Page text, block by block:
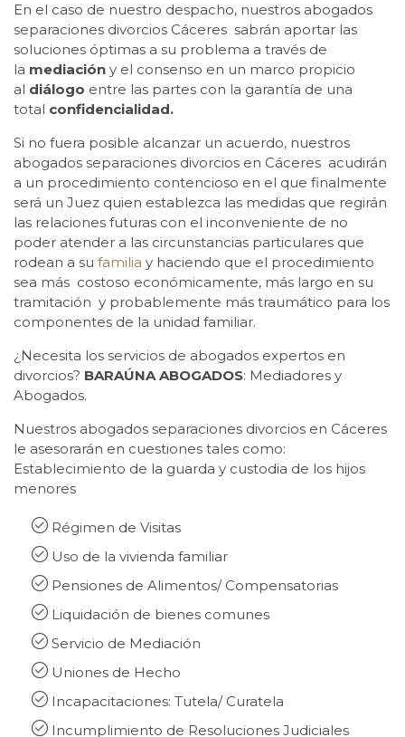
En el caso de nuestro despacho, nuestros abogados
separaciones divorcios Cáceres sabrán aportar las
soluciones óptimas a su problema a través de
la mediación y el consenso en un marco propicio
al diálogo entre las partes con la garantía de una
total confidencialidad.
Si no fuera posible alcanzar un acuerdo, nuestros
abogados separaciones divorcios en Cáceres acudirán
a un procedimiento contencioso en el que finalmente
será un Juez quien establezca las medidas que regirán
las relaciones futuras con el inconveniente de no
poder atender a las circunstancias particulares que
rodean a su familia y haciendo que el procedimiento
sea más costoso económicamente, más largo en su
tramitación y probablemente más traumático para los
componentes de la unidad familiar.
¿Necesita los servicios de abogados expertos en
divorcios? BARAÚNA ABOGADOS: Mediadores y
Abogados.
Nuestros abogados separaciones divorcios en Cáceres
le asesorarán en cuestiones tales como:
Establecimiento de la guarda y custodia de los hijos
menores
Régimen de Visitas
Uso de la vivienda familiar
Pensiones de Alimentos/ Compensatorias
Liquidación de bienes comunes
Servicio de Mediación
Uniones de Hecho
Incapacitaciones: Tutela/ Curatela
Incumplimiento de Resoluciones Judiciales